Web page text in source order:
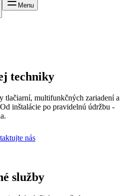
Menu
techniky
tlačiarní, multifunkčných zariadení a
inštalácie po pravidelnú údržbu -
nás
služby